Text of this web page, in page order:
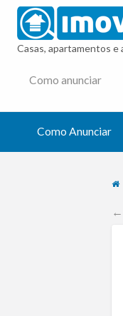
Casas, apartamentos
Como anunciar
Como Anunciar
←